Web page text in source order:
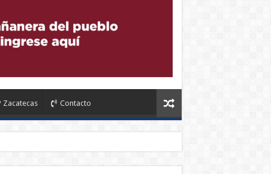
Zacatecas Contacto